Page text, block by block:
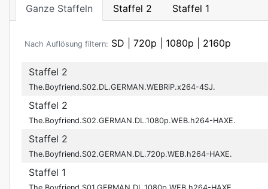
Ganze Staffeln Staffel 2 Staffel 1
Nach Auflösung filtern: SD 720p 1080p 2160p
Staffel 2
The.Boyfriend.S02.DL.GERMAN.WEBRiP.x264-4SJ.
Staffel 2
The.Boyfriend.S02.GERMAN.DL.1080p.WEB.h264-HAXE.
Staffel 2
The.Boyfriend.S02.GERMAN.DL.720p.WEB.h264-HAXE.
Staffel 1